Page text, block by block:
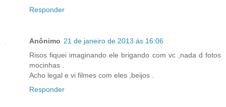
Responder
Anônimo 21 de janeiro de 2013 às 16:06
Risos fiquei imaginando ele brigando com vc ,nada d fotos
mocinhas .
Acho legal e vi filmes com eles ,beijos .
Responder